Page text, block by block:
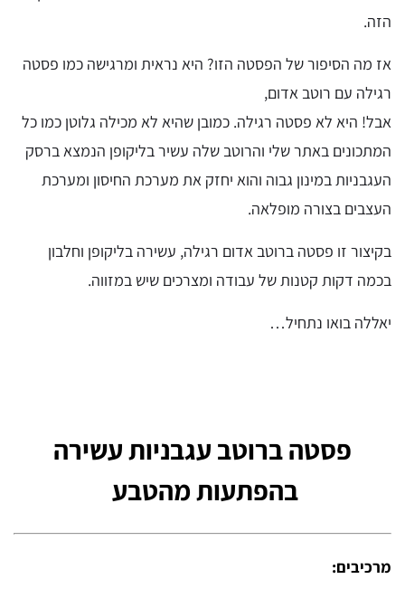
הזה.
אז מה הסיפור של הפסטה הזו? היא נראית ומרגישה כמו פסטה
רגילה עם רוטב אדום,
אבל! היא לא פסטה רגילה. כמובן שהיא לא מכילה גלוטן כמו כל
המתכונים באתר שלי והרוטב שלה עשיר בליקופן הנמצא ברסק
העגבניות במינון גבוה והוא יחזק את מערכת החיסון ומערכת
העצבים בצורה מופלאה.
בקיצור זו פסטה ברוטב אדום רגילה, עשירה בליקופן וחלבון
בכמה דקות קטנות של עבודה ומצרכים שיש במזווה.
יאללה בואו נתחיל…
פסטה ברוטב עגבניות עשירה
בהפתעות מהטבע
מרכיבים: